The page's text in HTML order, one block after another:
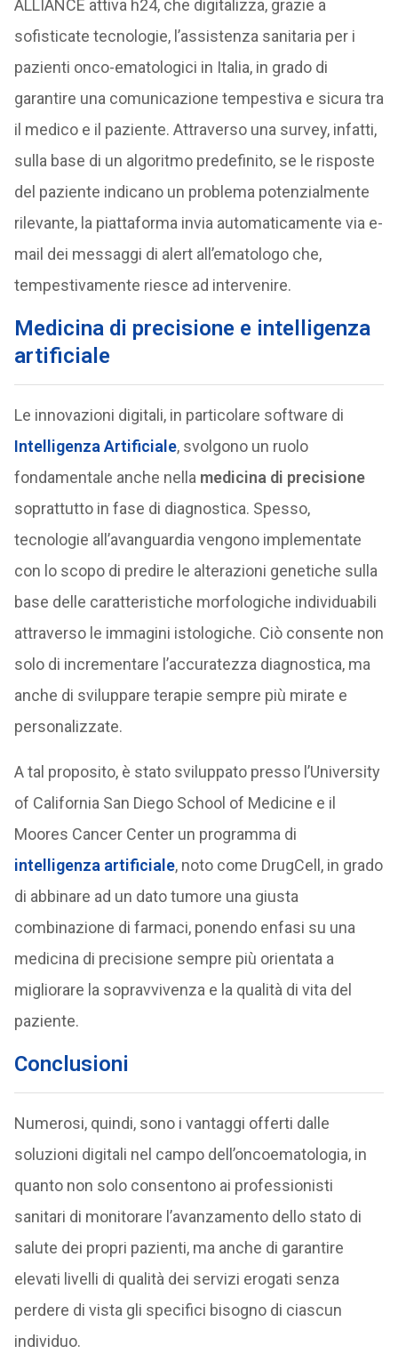
ALLIANCE attiva h24, che digitalizza, grazie a
sofisticate tecnologie, l’assistenza sanitaria per i
pazienti onco-ematologici in Italia, in grado di
garantire una comunicazione tempestiva e sicura tra
il medico e il paziente. Attraverso una survey, infatti,
sulla base di un algoritmo predefinito, se le risposte
del paziente indicano un problema potenzialmente
rilevante, la piattaforma invia automaticamente via e-
mail dei messaggi di alert all’ematologo che,
tempestivamente riesce ad intervenire.
Medicina di precisione e intelligenza
artificiale
Le innovazioni digitali, in particolare software di
Intelligenza Artificiale, svolgono un ruolo
fondamentale anche nella medicina di precisione
soprattutto in fase di diagnostica. Spesso,
tecnologie all’avanguardia vengono implementate
con lo scopo di predire le alterazioni genetiche sulla
base delle caratteristiche morfologiche individuabili
attraverso le immagini istologiche. Ciò consente non
solo di incrementare l’accuratezza diagnostica, ma
anche di sviluppare terapie sempre più mirate e
personalizzate.
A tal proposito, è stato sviluppato presso l’University
of California San Diego School of Medicine e il
Moores Cancer Center un programma di
intelligenza artificiale, noto come DrugCell, in grado
di abbinare ad un dato tumore una giusta
combinazione di farmaci, ponendo enfasi su una
medicina di precisione sempre più orientata a
migliorare la sopravvivenza e la qualità di vita del
paziente.
Conclusioni
Numerosi, quindi, sono i vantaggi offerti dalle
soluzioni digitali nel campo dell’oncoematologia, in
quanto non solo consentono ai professionisti
sanitari di monitorare l’avanzamento dello stato di
salute dei propri pazienti, ma anche di garantire
elevati livelli di qualità dei servizi erogati senza
perdere di vista gli specifici bisogno di ciascun
individuo.